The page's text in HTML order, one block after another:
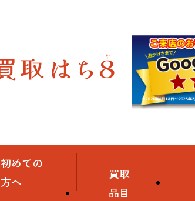
初めての
方へ
買取
品目